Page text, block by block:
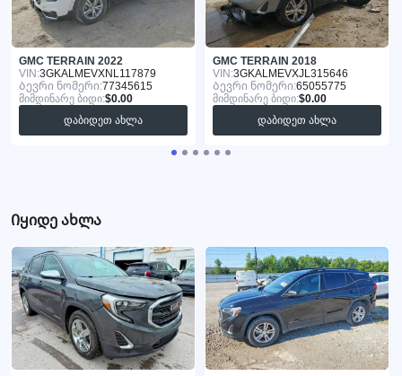
GMC TERRAIN 2022
VIN:3GKALMEVXNL117879
Ბევრი ნომერი:77345615
მიმდინარე ბიდი:$0.00
დაბიდეთ ახლა
GMC TERRAIN 2018
VIN:3GKALMEVXJL315646
Ბევრი ნომერი:65055775
მიმდინარე ბიდი:$0.00
დაბიდეთ ახლა
Იყიდე ახლა